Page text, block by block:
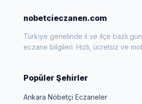
nobetcieczanen.com
Türkiye genelinde il ve ilçe bazlı
eczane bilgileri. Hızlı, ücretsiz ve
Popüler Şehirler
Ankara Nöbetçi Eczaneler